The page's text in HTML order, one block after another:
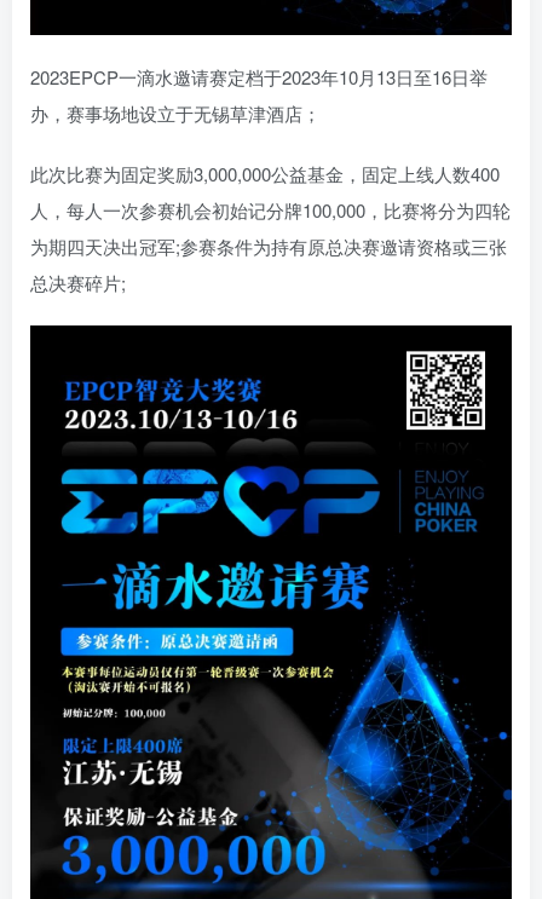
2023EPCP一滴水邀请赛定档于2023年10月13日至16日举
办，赛事场地设立于无锡草津酒店；
此次比赛为固定奖励3,000,000公益基金，固定上线人数400
人，每人一次参赛机会初始记分牌100,000，比赛将分为四轮
为期四天决出冠军;参赛条件为持有原总决赛邀请资格或三张
总决赛碎片;